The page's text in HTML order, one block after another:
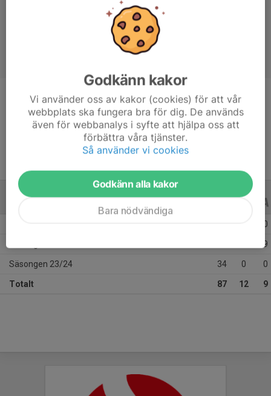
Position
Center
26 år
0
9
Säsongen 23/24 34 0 0
Totalt 87 12 9
Godkänn kakor
Vi använder oss av kakor (cookies) för att vår
webbplats ska fungera bra för dig. De används
även för webbanalys i syfte att hjälpa oss att
förbättra våra tjänster.
Så använder vi cookies
Godkänn alla kakor
Bara nödvändiga